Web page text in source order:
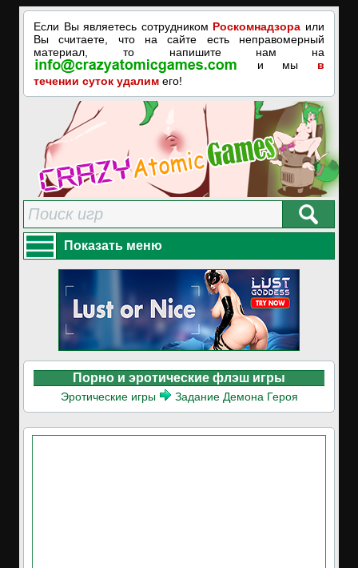
Если Вы являетесь сотрудником Роскомнадзора или
Вы считаете, что на сайте есть неправомерный
материал, то напишите нам на
и мы в
течении суток удалим его!
Показать меню
Порно и эротические флэш игры
Эротические игры Задание Демона Героя